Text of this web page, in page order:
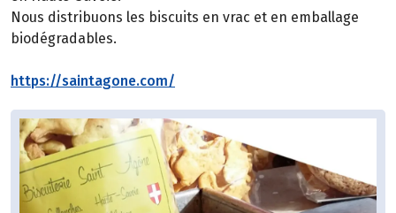
Nous distribuons les biscuits en vrac et en emballage
biodégradables.
https://saintagone.com/